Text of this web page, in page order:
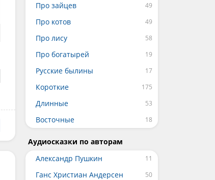
Про зайцев
Про котов
Про лису
Про богатырей
Русские былины
Короткие
Длинные
Восточные
Аудиосказки по авторам
Александр Пушкин
Ганс Христиан Андерсен